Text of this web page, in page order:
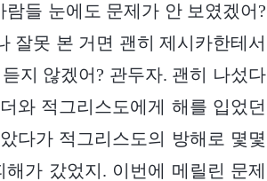
들 눈에도 문제가 안 보였겠어?
잘못 본 거면 괜히 제시카한테서
지 않겠어? 관두자. 괜히 나섰다
와 적그리스도에게 해를 입었던
다가 적그리스도의 방해로 몇몇
가 갔었지. 이번에 메릴린 문제